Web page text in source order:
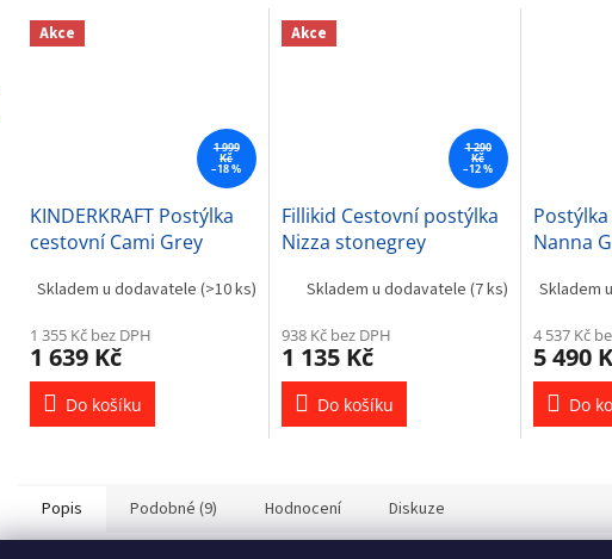
Akce
1 999
Kč
–18 %
KINDERKRAFT Postýlka
cestovní Cami Grey
Skladem u dodavatele (>10 ks)
1 355 Kč bez DPH
1 639 Kč
Do košíku
Akce
1 290
Kč
–12 %
Fillikid Cestovní postýlka
Nizza stonegrey
Skladem u dodavatele (7 ks)
938 Kč bez DPH
1 135 Kč
Do košíku
Nanna
Skladem
4 537 Kč
5 490
Do
Popis Podobné (9) Hodnocení Diskuze